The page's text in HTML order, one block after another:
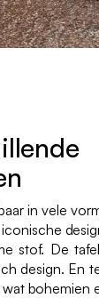
in vele
stof. De
design. En
bohemien